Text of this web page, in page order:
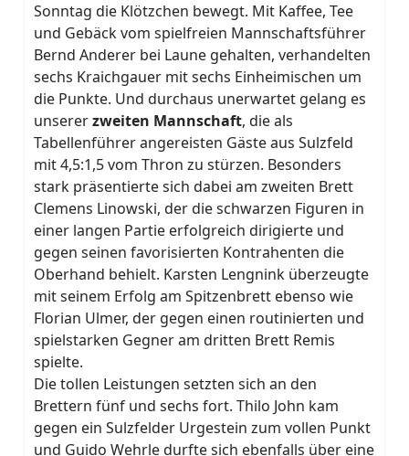
Sonntag die Klötzchen bewegt. Mit Kaffee, Tee
und Gebäck vom spielfreien Mannschaftsführer
Bernd Anderer bei Laune gehalten, verhandelten
sechs Kraichgauer mit sechs Einheimischen um
die Punkte. Und durchaus unerwartet gelang es
unsererzweiten Mannschaft, die als
Tabellenführer angereisten Gäste aus Sulzfeld
mit 4,5:1,5 vom Thron zu stürzen. Besonders
stark präsentierte sich dabei am zweiten Brett
Clemens Linowski, der die schwarzen Figuren in
einer langen Partie erfolgreich dirigierte und
gegen seinen favorisierten Kontrahenten die
Oberhand behielt. Karsten Lengnink überzeugte
mit seinem Erfolg am Spitzenbrett ebenso wie
Florian Ulmer, der gegen einen routinierten und
spielstarken Gegner am dritten Brett Remis
spielte.
Die tollen Leistungen setzten sich an den
Brettern fünf und sechs fort. Thilo John kam
gegen ein Sulzfelder Urgestein zum vollen Punkt
und Guido Wehrle durfte sich ebenfalls über eine